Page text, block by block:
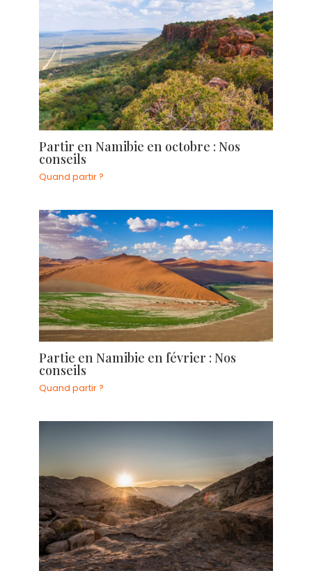
Partir en Namibie en octobre : Nos
conseils
Quand partir ?
Partie en Namibie en février : Nos
conseils
Quand partir ?